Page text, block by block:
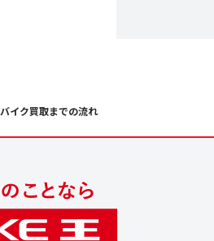
バイク買取までの流れ